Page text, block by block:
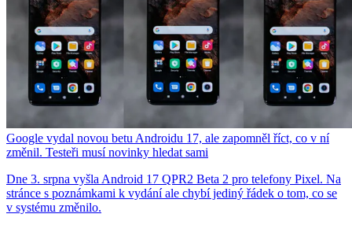
Google vydal novou betu Androidu 17, ale zapomněl říct, co v ní
změnil. Testeři musí novinky hledat sami
Dne 3. srpna vyšla Android 17 QPR2 Beta 2 pro telefony Pixel. Na
stránce s poznámkami k vydání ale chybí jediný řádek o tom, co se
v systému změnilo.